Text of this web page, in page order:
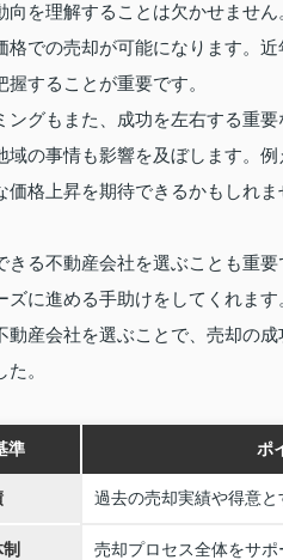
向を理解することは欠かせませ
格での売却が可能になります。
握することが重要です。
ングもまた、成功を左右する重
域の事情も影響を及ぼします。
価格上昇を期待できるかもしれ
きる不動産会社を選ぶことも重
ズに進める手助けをしてくれま
動産会社を選ぶことで、売却の
。
準 ポ
過去の売却実績や得意
売却プロセス全体をサ